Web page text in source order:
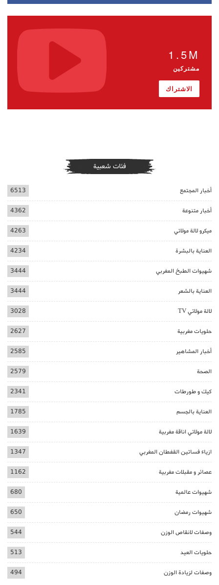
1.5M
مشتركين
الاشتراك
فئات شعبية
أخبار المجتمع 6513
أخبار متنوعة 4362
ميكرو لالة مولاتي 4263
العناية بالبشرة 4234
شهيوات الطبخ المغربي 3444
العناية بالشعر 3444
لالة مولاتي TV 3028
حلويات مغربية 2627
أخبار المشاهير 2585
الصحة 2579
كيك و طورطات 2341
العناية بالجسم 1785
لالة مولاتي اناقة مغربية 1639
ازياء فساتين القفطان المغربي 1347
عصائر و مقبلات مغربية 1162
شهيوات عالمية 680
شهيوات رمضان 650
وصفات لانقاص الوزن 544
حلويات العيد 513
وصفات لزيادة الوزن 494